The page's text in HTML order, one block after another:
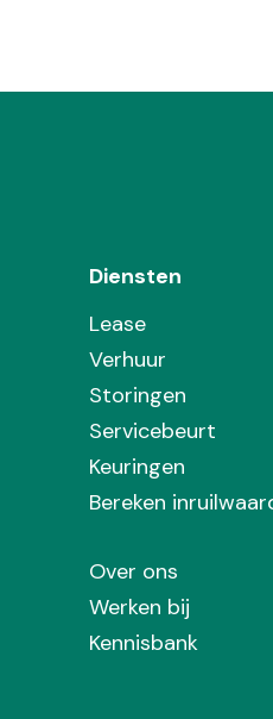
Diensten
Lease
Verhuur
Storingen
Servicebeurt
Keuringen
Bereken
Over ons
Werken bij
Kennisbank